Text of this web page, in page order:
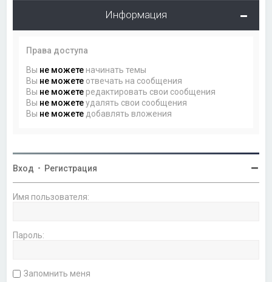
Информация
Права доступа
Вы не можете начинать темы
Вы не можете отвечать на сообщения
Вы не можете редактировать свои сообщения
Вы не можетеудалять свои сообщения
Вы не можете добавлять вложения
Вход • Регистрация
Имя пользователя:
Пароль:
Запомнить меня